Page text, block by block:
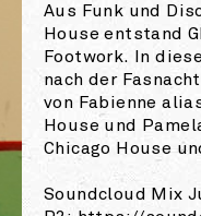
Aus Funk und
House entstand
Footwork. In
nach der
von Fabienne
House und
Chicago House
Soundcloud Mix